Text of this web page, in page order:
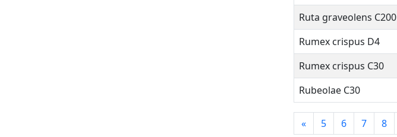
Ruta graveolens C200
Rumex crispus D4
Rumex crispus C30
Rubeolae C30
« 5 6 7 8